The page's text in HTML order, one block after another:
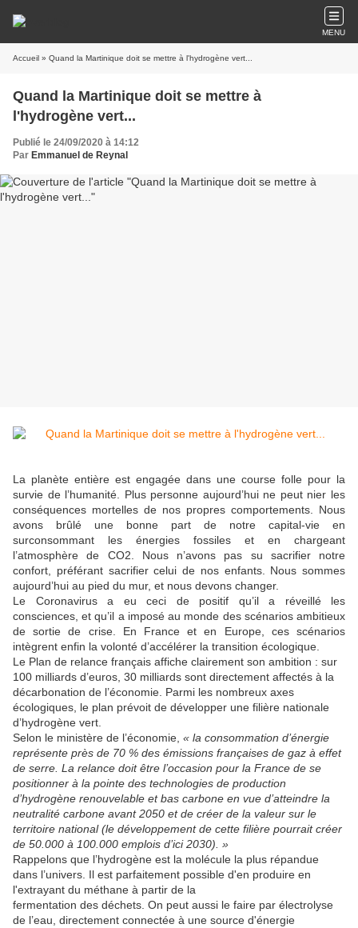
MENU
Accueil » Quand la Martinique doit se mettre à l'hydrogène vert...
Quand la Martinique doit se mettre à
l'hydrogène vert...
Publié le 24/09/2020 à 14:12
Par Emmanuel de Reynal
La planète entière est engagée dans une course folle pour la
survie de l’humanité. Plus personne aujourd’hui ne peut nier les
conséquences mortelles de nos propres comportements. Nous
avons brûlé une bonne part de notre capital-vie en
surconsommant les énergies fossiles et en chargeant
l’atmosphère de CO2. Nous n’avons pas su sacrifier notre
confort, préférant sacrifier celui de nos enfants. Nous sommes
aujourd’hui au pied du mur, et nous devons changer.
Le Coronavirus a eu ceci de positif qu’il a réveillé les
consciences, et qu’il a imposé au monde des scénarios ambitieux
de sortie de crise. En France et en Europe, ces scénarios
intègrent enfin la volonté d’accélérer la transition écologique.
Le Plan de relance français affiche clairement son ambition : sur
100 milliards d’euros, 30 milliards sont directement affectés à la
décarbonation de l’économie. Parmi les nombreux axes
écologiques, le plan prévoit de développer une filière nationale
d’hydrogène vert.
Selon le ministère de l’économie, « la consommation d’énergie
représente près de 70 % des émissions françaises de gaz à effet
de serre. La relance doit être l’occasion pour la France de se
positionner à la pointe des technologies de production
d’hydrogène renouvelable et bas carbone en vue d’atteindre la
neutralité carbone avant 2050 et de créer de la valeur sur le
territoire national (le développement de cette filière pourrait créer
de 50.000 à 100.000 emplois d’ici 2030). »
Rappelons que l’hydrogène est la molécule la plus répandue
dans l’univers. Il est parfaitement possible d'en produire en
l'extrayant du méthane à partir de la
fermentation des déchets. On peut aussi le faire par électrolyse
de l’eau, directement connectée à une source d'énergie